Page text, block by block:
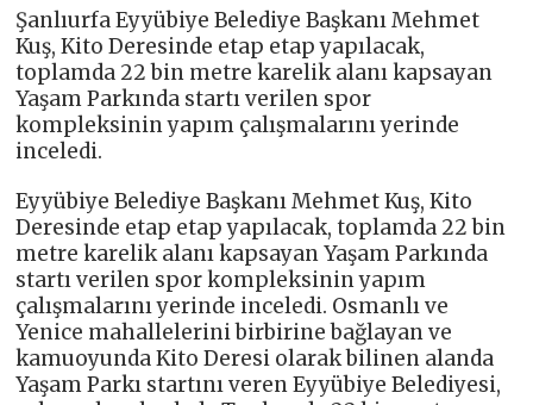
Şanlıurfa Eyyübiye Belediye Başkanı Mehmet
Kuş, Kito Deresinde etap etap yapılacak,
toplamda 22 bin metre karelik alanı kapsayan
Yaşam Parkında startı verilen spor
kompleksinin yapım çalışmalarını yerinde
inceledi.
Eyyübiye Belediye Başkanı Mehmet Kuş, Kito
Deresinde etap etap yapılacak, toplamda 22 bin
metre karelik alanı kapsayan Yaşam Parkında
startı verilen spor kompleksinin yapım
çalışmalarını yerinde inceledi. Osmanlı ve
Yenice mahallelerini birbirine bağlayan ve
kamuoyunda Kito Deresi olarak bilinen alanda
Yaşam Parkı startını veren Eyyübiye Belediyesi,